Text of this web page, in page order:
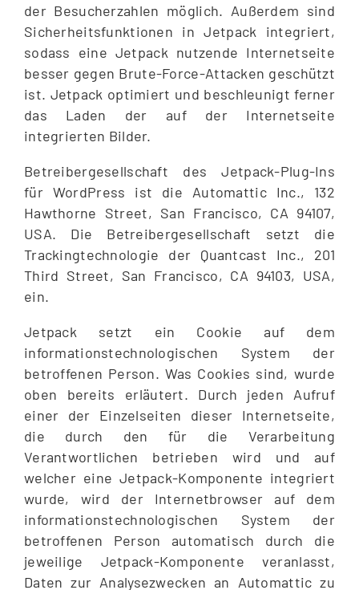
der Besucherzahlen möglich. Außerdem sind
Sicherheitsfunktionen in Jetpack integriert,
sodass eine Jetpack nutzende Internetseite
besser gegen Brute-Force-Attacken geschützt
ist. Jetpack optimiert und beschleunigt ferner
das Laden der auf der Internetseite
integrierten Bilder.
Betreibergesellschaft des Jetpack-Plug-Ins
für WordPress ist die Automattic Inc., 132
Hawthorne Street, San Francisco, CA 94107,
USA. Die Betreibergesellschaft setzt die
Trackingtechnologie der Quantcast Inc., 201
Third Street, San Francisco, CA 94103, USA,
ein.
Jetpack setzt ein Cookie auf dem
informationstechnologischen System der
betroffenen Person. Was Cookies sind, wurde
oben bereits erläutert. Durch jeden Aufruf
einer der Einzelseiten dieser Internetseite,
die durch den für die Verarbeitung
Verantwortlichen betrieben wird und auf
welcher eine Jetpack-Komponente integriert
wurde, wird der Internetbrowser auf dem
informationstechnologischen System der
betroffenen Person automatisch durch die
jeweilige Jetpack-Komponente veranlasst,
Daten zur Analysezwecken an Automattic zu